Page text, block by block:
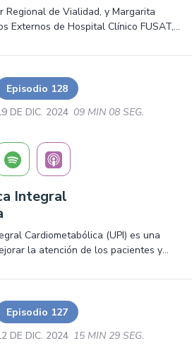
Regional de Vialidad, y Margarita
Externos de Hospital Clínico FUSAT,
el Cobre, junto con entregarnos
de tránsito.
Episodio 128
DE DIC. 2024 09 MIN 08 SEG.
Integral
Cardiometabólica (UPI) es una
la atención de los pacientes y
de un modelo que mide los
Episodio 127
DE DIC. 2024 15 MIN 29 SEG.